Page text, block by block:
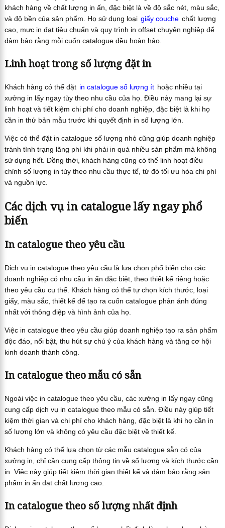
khách hàng về chất lượng in ấn, đặc biệt là về độ sắc nét, màu sắc,
và độ bền của sản phẩm. Họ sử dụng loại giấy couche chất lượng
cao, mực in đạt tiêu chuẩn và quy trình in offset chuyên nghiệp để
đảm bảo rằng mỗi cuốn catalogue đều hoàn hảo.
Linh hoạt trong số lượng đặt in
Khách hàng có thể đặt in catalogue số lượng ít hoặc nhiều tại
xưởng in lấy ngay tùy theo nhu cầu của họ. Điều này mang lại sự
linh hoạt và tiết kiệm chi phí cho doanh nghiệp, đặc biệt là khi họ
cần in thử bản mẫu trước khi quyết định in số lượng lớn.
Việc có thể đặt in catalogue số lượng nhỏ cũng giúp doanh nghiệp
tránh tình trạng lãng phí khi phải in quá nhiều sản phẩm mà không
sử dụng hết. Đồng thời, khách hàng cũng có thể linh hoạt điều
chỉnh số lượng in tùy theo nhu cầu thực tế, từ đó tối ưu hóa chi phí
và nguồn lực.
Các dịch vụ in catalogue lấy ngay phổ
biến
In catalogue theo yêu cầu
Dịch vụ in catalogue theo yêu cầu là lựa chọn phổ biến cho các
doanh nghiệp có nhu cầu in ấn đặc biệt, theo thiết kế riêng hoặc
theo yêu cầu cụ thể. Khách hàng có thể tự chọn kích thước, loại
giấy, màu sắc, thiết kế để tạo ra cuốn catalogue phản ánh đúng
nhất với thông điệp và hình ảnh của họ.
Việc in catalogue theo yêu cầu giúp doanh nghiệp tạo ra sản phẩm
độc đáo, nổi bật, thu hút sự chú ý của khách hàng và tăng cơ hội
kinh doanh thành công.
In catalogue theo mẫu có sẵn
Ngoài việc in catalogue theo yêu cầu, các xưởng in lấy ngay cũng
cung cấp dịch vụ in catalogue theo mẫu có sẵn. Điều này giúp tiết
kiệm thời gian và chi phí cho khách hàng, đặc biệt là khi họ cần in
số lượng lớn và không có yêu cầu đặc biệt về thiết kế.
Khách hàng có thể lựa chọn từ các mẫu catalogue sẵn có của
xưởng in, chỉ cần cung cấp thông tin về số lượng và kích thước cần
in. Việc này giúp tiết kiệm thời gian thiết kế và đảm bảo rằng sản
phẩm in ấn đạt chất lượng cao.
In catalogue theo số lượng nhất định